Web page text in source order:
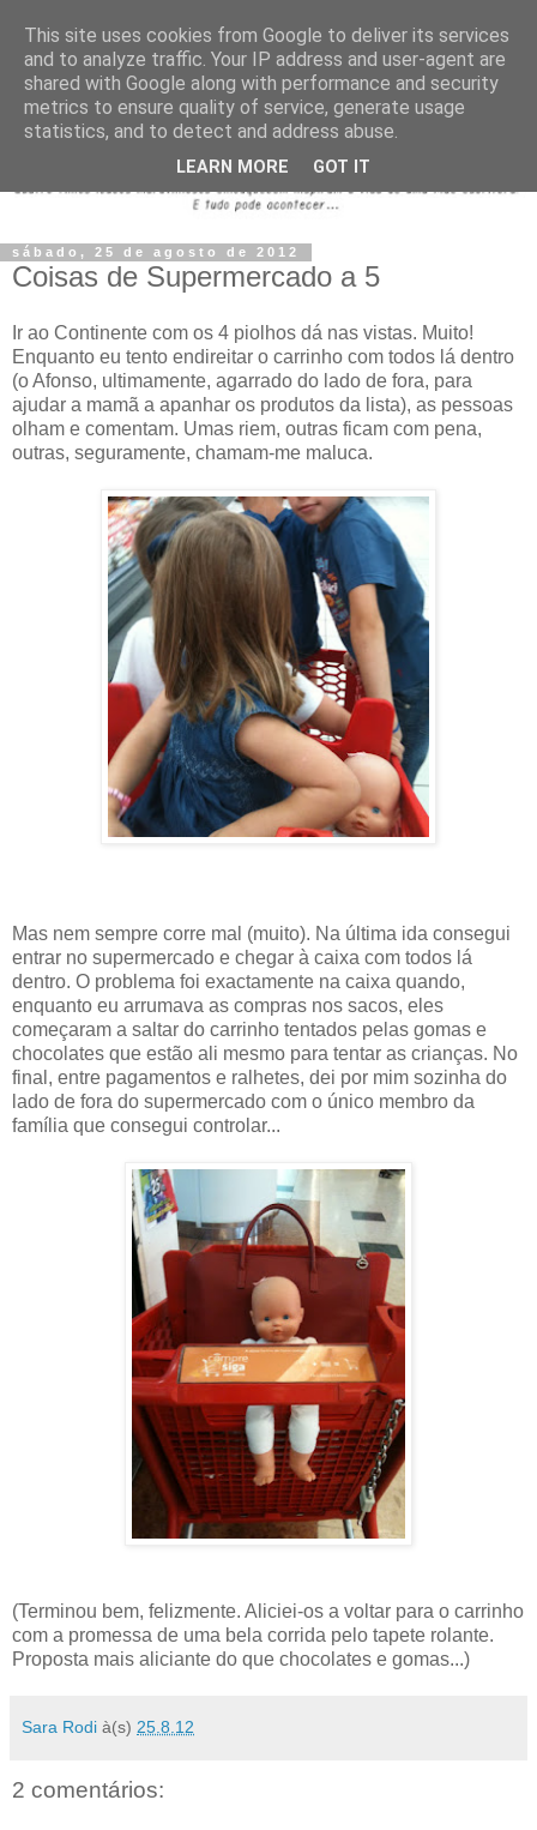
sábado, 25 de agosto de 2012
Coisas de Supermercado a 5
Ir ao Continente com os 4 piolhos dá nas vistas. Muito!
Enquanto eu tento endireitar o carrinho com todos lá dentro
(o Afonso, ultimamente, agarrado do lado de fora, para
ajudar a mamã a apanhar os produtos da lista), as pessoas
olham e comentam. Umas riem, outras ficam com pena,
outras, seguramente, chamam-me maluca.
Mas nem sempre corre mal (muito). Na última ida consegui
entrar no supermercado e chegar à caixa com todos lá
dentro. O problema foi exactamente na caixa quando,
enquanto eu arrumava as compras nos sacos, eles
começaram a saltar do carrinho tentados pelas gomas e
chocolates que estão ali mesmo para tentar as crianças. No
final, entre pagamentos e ralhetes, dei por mim sozinha do
lado de fora do supermercado com o único membro da
família que consegui controlar...
(Terminou bem, felizmente. Aliciei-os a voltar para o carrinho
com a promessa de uma bela corrida pelo tapete rolante.
Proposta mais aliciante do que chocolates e gomas...)
Sara Rodi à(s) 25.8.12
2 comentários:
This site uses cookies from Google to deliver its services
and to analyze traffic. Your IP address and user-agent are
shared with Google along with performance and security
metrics to ensure quality of service, generate usage
statistics, and to detect and address abuse.
LEARN MORE GOT IT